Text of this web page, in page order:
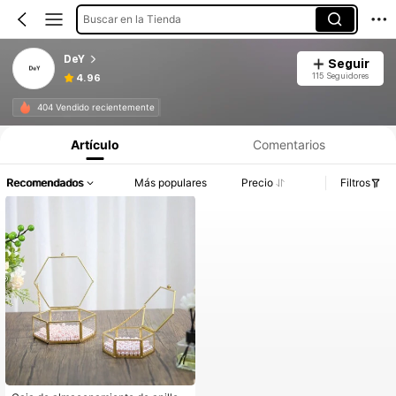
Buscar en la Tienda
DeY
4.96
Seguir
115 Seguidores
404 Vendido recientemente
Artículo Comentarios
Recomendados Más populares Precio Filtros